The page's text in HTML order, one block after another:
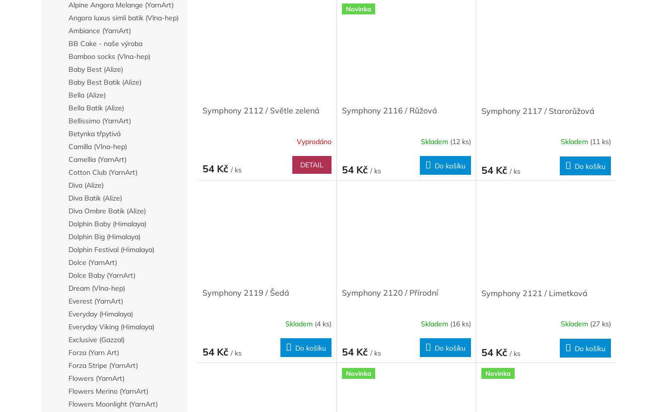
Alpine Angora Melange (YarnArt)
Angora luxus simli batik (Vlna-hep)
Ambiance (YarnArt)
BB Cake - naše výroba
Bamboo socks (Vlna-hep)
Baby Best (Alize)
Baby Best Batik (Alize)
Bella (Alize)
Bella Batik (Alize)
Bellissimo (YarnArt)
Betynka třpytivá
Camilla (Vlna-hep)
Camellia (YarnArt)
Cotton Club (YarnArt)
Diva (Alize)
Diva Batik (Alize)
Diva Ombre Batik (Alize)
Dolphin Baby (Himalaya)
Dolphin Big (Himalaya)
Dolphin Festival (Himalaya)
Dolce (YarnArt)
Dolce Baby (YarnArt)
Dream (Vlna-hep)
Everest (YarnArt)
Everyday (Himalaya)
Everyday Viking (Himalaya)
Exclusive (Gazzal)
Forza (Yarn Art)
Forza Stripe (YarnArt)
Flowers (YarnArt)
Flowers Merino (YarnArt)
Flowers Moonlight (YarnArt)
Symphony 2112 / Světle zelená
Vyprodáno
54 Kč / ks
DETAIL
Novinka
Symphony 2116 / Růžová
Skladem (12 ks)
54 Kč / ks
Do košíku
Symphony 2117 / Starorůžová
Skladem (11 ks)
54 Kč / ks
Do košíku
Symphony 2119 / Šedá
Skladem (4 ks)
54 Kč / ks
Do košíku
Symphony 2120 / Přírodní
Skladem (16 ks)
54 Kč / ks
Do košíku
Symphony 2121 / Limetková
Skladem (27 ks)
54 Kč / ks
Do košíku
Novinka Novinka